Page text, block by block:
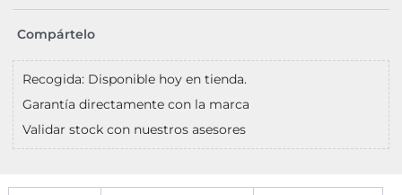
Compártelo
Recogida: Disponible hoy en tienda.
Garantía directamente con la marca
Validar stock con nuestros asesores